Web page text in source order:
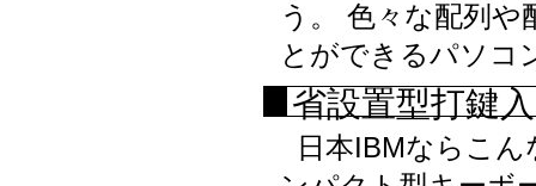
う。 色々な配列
とができるパソコ
省設置型打鍵
日本IBMならこ